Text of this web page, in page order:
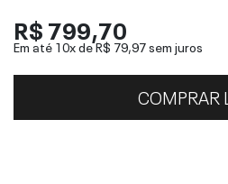
R$ 799,70
Em até 10x deR$ 79,97sem juros
COMPRAR